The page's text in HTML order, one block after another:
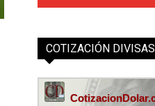
COTIZACIÓN DIVISAS